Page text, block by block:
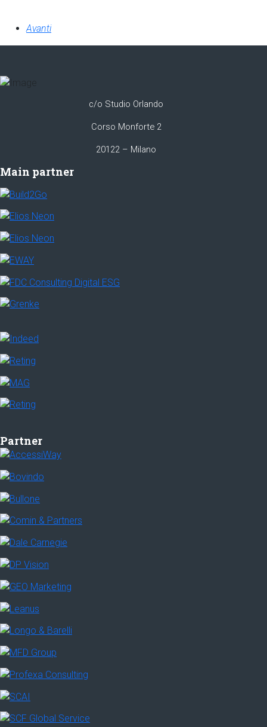
Avanti
c/o Studio Orlando
Corso Monforte 2
20122 – Milano
Main partner
Partner